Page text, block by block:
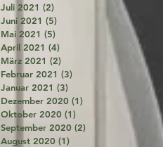
Juli 2021 (2)
Juni 2021 (5)
Mai 2021 (5)
April 2021 (4)
März 2021 (2)
Februar 2021 (3)
Januar 2021 (3)
Dezember 2020 (1)
Oktober 2020 (1)
September 2020 (2)
August 2020 (1)